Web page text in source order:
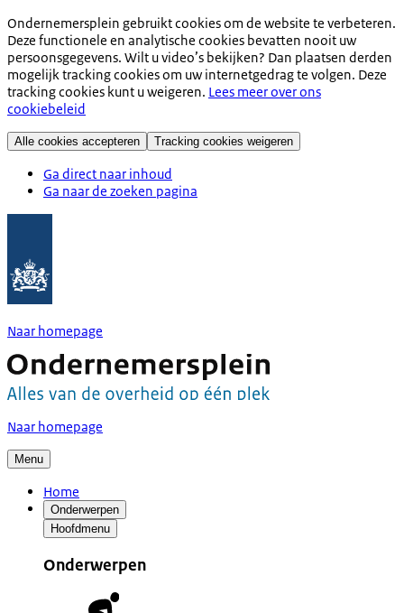
Ondernemersplein gebruikt cookies om de website te verbeteren.
Deze functionele en analytische cookies bevatten nooit uw
persoonsgegevens. Wilt u video’s bekijken? Dan plaatsen derden
mogelijk tracking cookies om uw internetgedrag te volgen. Deze
tracking cookies kunt u weigeren. Lees meer over ons
cookiebeleid
Alle cookies accepteren Tracking cookies weigeren
Ga direct naar inhoud
Ga naar de zoeken pagina
Naar homepage
Naar homepage
Menu
Home
Onderwerpen
Hoofdmenu
Onderwerpen